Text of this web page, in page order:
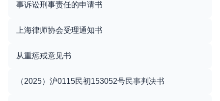
事诉讼刑事责任的申请书
上海律师协会受理通知书
从重惩戒意见书
（2025）沪0115民初153052号民事判决书